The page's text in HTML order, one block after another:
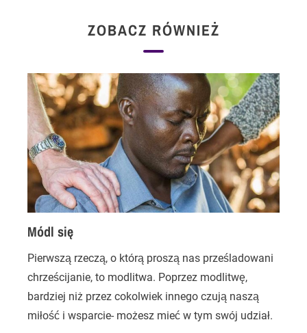
ZOBACZ RÓWNIEŻ
Módl się
Pierwszą rzeczą, o którą proszą nas prześladowani
chrześcijanie, to modlitwa. Poprzez modlitwę,
bardziej niż przez cokolwiek innego czują naszą
miłość i wsparcie- możesz mieć w tym swój udział.